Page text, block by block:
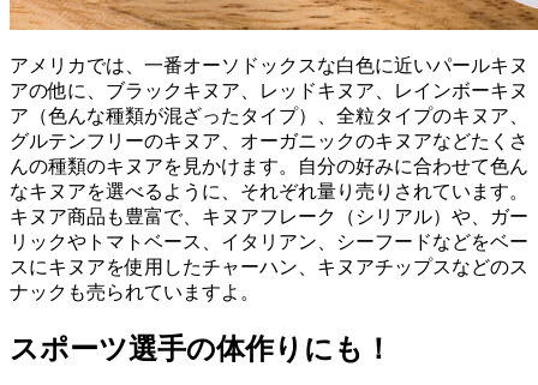
アメリカでは、一番オーソドックスな白色に近いパールキヌ
アの他に、ブラックキヌア、レッドキヌア、レインボーキヌ
ア（色んな種類が混ざったタイプ）、全粒タイプのキヌア、
グルテンフリーのキヌア、オーガニックのキヌアなどたくさ
んの種類のキヌアを見かけます。自分の好みに合わせて色ん
なキヌアを選べるように、それぞれ量り売りされています。
キヌア商品も豊富で、キヌアフレーク（シリアル）や、ガー
リックやトマトベース、イタリアン、シーフードなどをベー
スにキヌアを使用したチャーハン、キヌアチップスなどのス
ナックも売られていますよ。
スポーツ選手の体作りにも！